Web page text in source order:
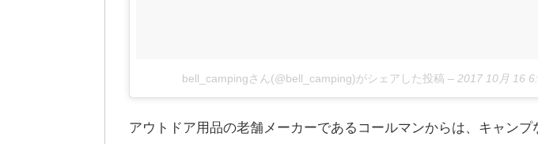
bell_campingさん(@bell_camping)がシェアした投稿 – 2017 10月 16
アウトドア用品の老舗メーカーであるコールマンからは、キャン